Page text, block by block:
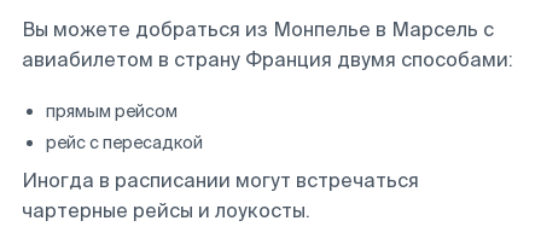
Вы можете добраться из Монпелье в Марсель с
авиабилетом в страну Франция двумя способами:
прямым рейсом
рейс с пересадкой
Иногда в расписании могут встречаться
чартерные рейсы и лоукосты.